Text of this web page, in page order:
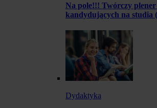
Na pole!!! Twórczy plener
kandydujących na studia
Dydaktyka